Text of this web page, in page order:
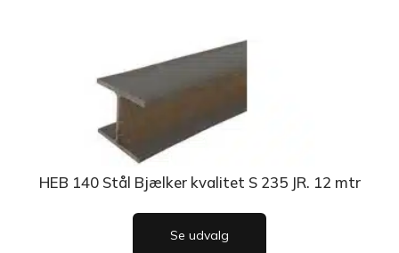
HEB 140 Stål Bjælker kvalitet S 235 JR. 12 mtr
Se udvalg